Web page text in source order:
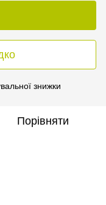
знижки
Порівняти